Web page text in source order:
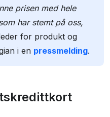
prisen med hele
har stemt på oss,
for produkt og
i en pressmelding.